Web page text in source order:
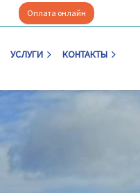
Оплата онлайн
УСЛУГИ КОНТАКТЫ